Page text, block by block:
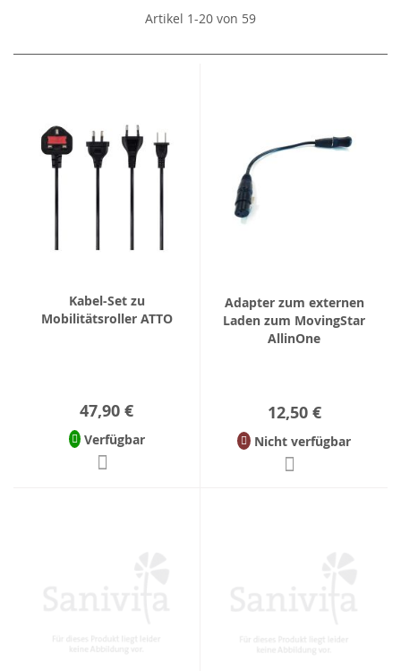
Artikel 1-20 von 59
Kabel-Set zu
Mobilitätsroller ATTO
47,90 €
Verfügbar
Adapter zum externen
Laden zum MovingStar
AllinOne
12,50 €
Nicht verfügbar